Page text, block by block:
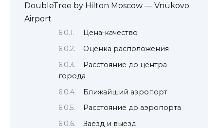
DoubleTree by Hilton Moscow — Vnukovo
Airport
Цена-качество
Оценка расположения
Расстояние до центра
города
Ближайший аэропорт
Расстояние до аэропорта
Заезд и выезд